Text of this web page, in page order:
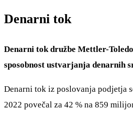
Denarni tok
Denarni tok družbe Mettler-
sposobnost ustvarjanja denarnih
Denarni tok iz poslovanja podjetja
2022 povečal za 42 % na 859